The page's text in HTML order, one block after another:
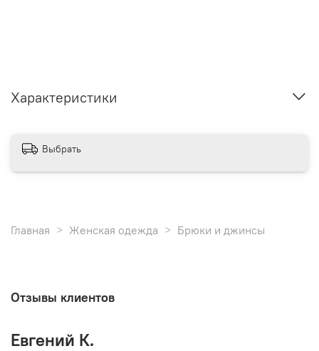
Характеристики
Выбрать
Главная Женская одежда Брюки и джинсы
Отзывы клиентов
Евгений К.